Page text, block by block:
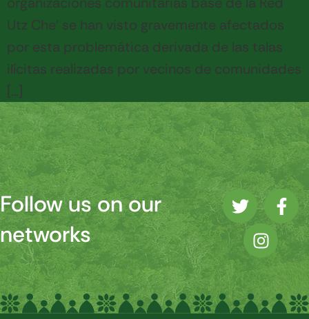
Utz Che’ se han visto gravemente afectados
por esta problemática derivada de las talas
ilícitas realizadas por vecinos de comunidades
[…]
Follow us on our
networks